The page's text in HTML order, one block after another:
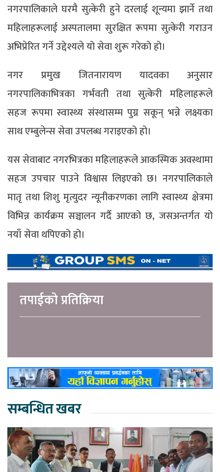
नगरपालिकाले घरमै सुत्केरी हुने दरलाई शून्यमा झार्ने तथा
महिलाहरूलाई अस्पतालमा सुरक्षित रूपमा सुत्केरी गराउन
अभिप्रेरित गर्ने उद्देश्यले यो सेवा शुरू गरेको हो।
नगर प्रमुख जितनारायण यादवका अनुसार
नगरपालिकाभित्रका गर्भवती तथा सुत्केरी महिलाहरूले
सहज रूपमा स्वास्थ्य संस्थासम्म पुग्न सकून् भन्ने लक्ष्यका
साथ एम्बुलेन्स सेवा उपलब्ध गराइएको हो।
यस सेवाबाट नगरभित्रका महिलाहरूले आकस्मिक अवस्थामा
सहज उपचार पाउने विश्वास लिइएको छ। नगरपालिकाले
मातृ तथा शिशु मृत्युदर न्यूनीकरणका लागि स्वास्थ्य क्षेत्रमा
विभिन्न कार्यक्रम सञ्चालन गर्दै आएको छ, जसअन्तर्गत यो
नयाँ सेवा थपिएको हो।
तपाईको प्रतिक्रिया
सम्बन्धित खबर